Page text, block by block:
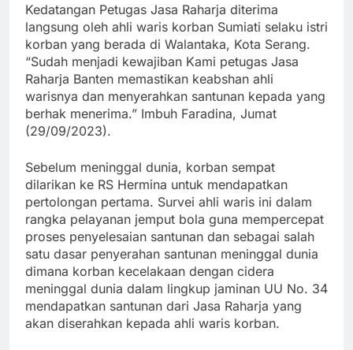
Kedatangan Petugas Jasa Raharja diterima
langsung oleh ahli waris korban Sumiati selaku istri
korban yang berada di Walantaka, Kota Serang.
“Sudah menjadi kewajiban Kami petugas Jasa
Raharja Banten memastikan keabshan ahli
warisnya dan menyerahkan santunan kepada yang
berhak menerima.” Imbuh Faradina, Jumat
(29/09/2023).
Sebelum meninggal dunia, korban sempat
dilarikan ke RS Hermina untuk mendapatkan
pertolongan pertama. Survei ahli waris ini dalam
rangka pelayanan jemput bola guna mempercepat
proses penyelesaian santunan dan sebagai salah
satu dasar penyerahan santunan meninggal dunia
dimana korban kecelakaan dengan cidera
meninggal dunia dalam lingkup jaminan UU No. 34
mendapatkan santunan dari Jasa Raharja yang
akan diserahkan kepada ahli waris korban.